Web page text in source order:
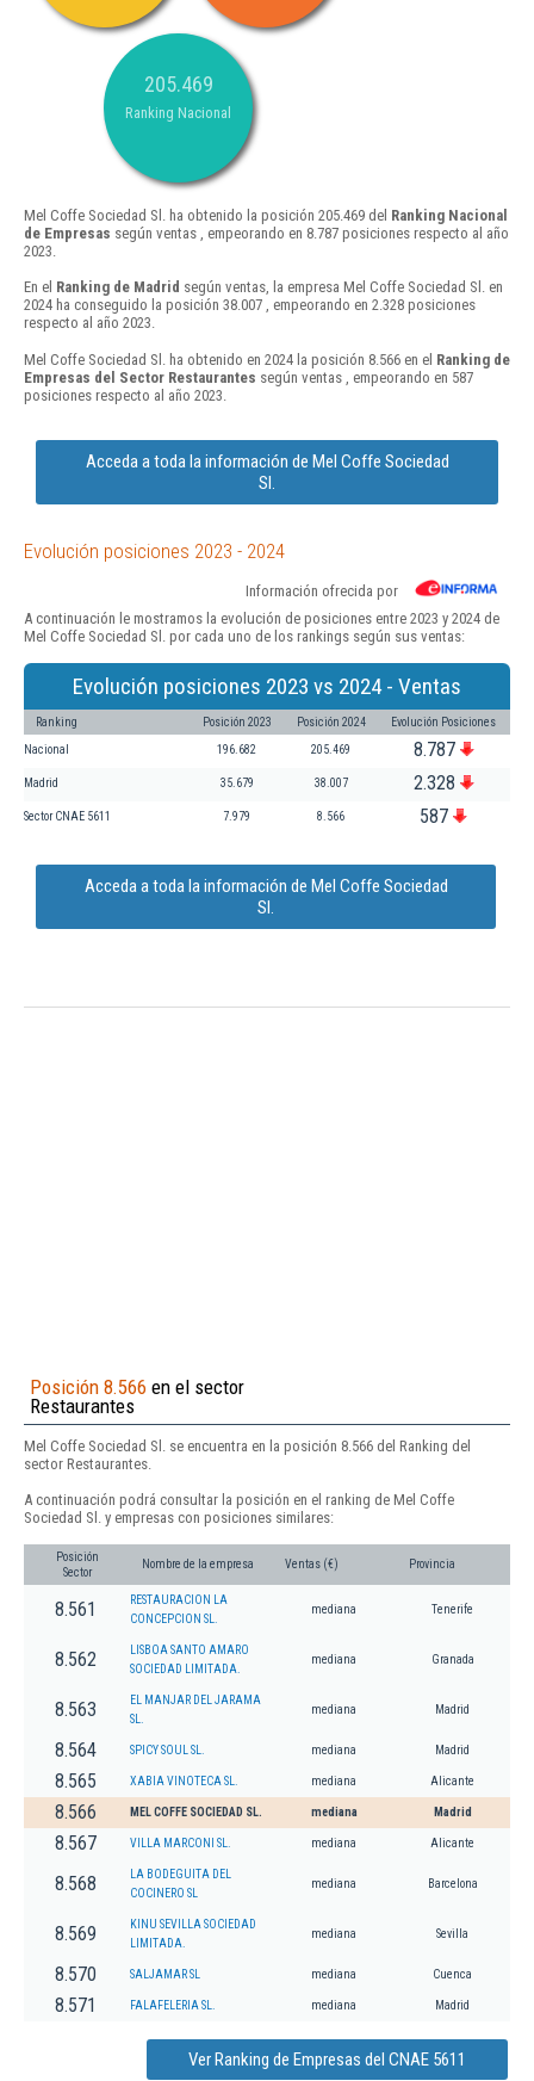
205.469
Ranking Nacional
Mel Coffe Sociedad Sl. ha obtenido la posición 205.469 del Ranking Nacional
de Empresas según ventas , empeorando en 8.787 posiciones respecto al año
2023.
En el Ranking de Madrid según ventas, la empresa Mel Coffe Sociedad Sl. en
2024 ha conseguido la posición 38.007 , empeorando en 2.328 posiciones
respecto al año 2023.
Mel Coffe Sociedad Sl. ha obtenido en 2024 la posición 8.566 en el Ranking de
Empresas del Sector Restaurantes según ventas , empeorando en 587
posiciones respecto al año 2023.
Acceda a toda la información de Mel Coffe Sociedad
Sl.
Evolución posiciones 2023 - 2024
Información ofrecida por
A continuación le mostramos la evolución de posiciones entre 2023 y 2024 de
Mel Coffe Sociedad Sl. por cada uno de los rankings según sus ventas:
Evolución posiciones 2023 vs 2024 - Ventas
Ranking Posición 2023 Posición 2024 Evolución Posiciones
Nacional 196.682 205.469 8.787
Madrid 35.679 38.007 2.328
Sector CNAE 5611 7.979 8.566 587
Acceda a toda la información de Mel Coffe Sociedad
Sl.
Posición 8.566 en el sector
Restaurantes
Mel Coffe Sociedad Sl. se encuentra en la posición 8.566 del Ranking del
sector Restaurantes.
A continuación podrá consultar la posición en el ranking de Mel Coffe
Sociedad Sl. y empresas con posiciones similares:
Posición
Sector
Nombre de la empresa Ventas (€) Provincia
8.561
RESTAURACION LA
CONCEPCION SL.
mediana Tenerife
8.562
LISBOA SANTO AMARO
SOCIEDAD LIMITADA.
mediana Granada
8.563
EL MANJAR DEL JARAMA
SL.
mediana Madrid
8.564 SPICY SOUL SL. mediana Madrid
8.565 XABIA VINOTECA SL. mediana Alicante
8.566 MEL COFFE SOCIEDAD SL. mediana Madrid
8.567 VILLA MARCONI SL. mediana Alicante
8.568
LA BODEGUITA DEL
COCINERO SL
mediana Barcelona
8.569
KINU SEVILLA SOCIEDAD
LIMITADA.
mediana Sevilla
8.570 SALJAMAR SL mediana Cuenca
8.571 FALAFELERIA SL. mediana Madrid
Ver Ranking de Empresas del CNAE 5611